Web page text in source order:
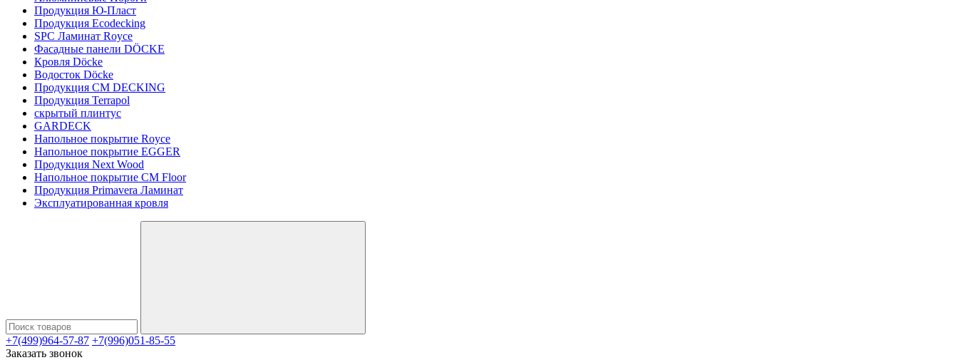
Продукция Ю-Пласт
Продукция Ecodecking
SPC Ламинат Royce
Фасадные панели DÖCKE
Кровля Döcke
Водосток Döcke
Продукция CM DECKING
Продукция Terrapol
скрытый плинтус
GARDECK
Напольное покрытие Royce
Напольное покрытие EGGER
Продукция Next Wood
Напольное покрытие CM Floor
Продукция Primavera Ламинат
Эксплуатированная кровля
+7(499)964-57-87 +7(996)051-85-55
Заказать звонок